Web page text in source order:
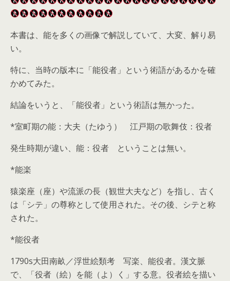
本書は、能を多くの画像で解説していて、大変、解り易
い。
特に、当時の版本に「能役者」という術語があるかを確
かめてみた。
結論をいうと、「能役者」という術語は無かった。
*室町期の能：大夫（たゆう） 江戸期の歌舞伎：役者
発生時期が違い、能：役者 ということは無い。
*能楽
猿楽座（座）や流派の長（観世大夫など）を指し、古く
は「シテ」の尊称として使用された。その後、シテと称
された。
*能役者
1790s大田南畝／浮世絵類考 写楽、能役者。漢文脈
で、「役者（絵）を能（よ）く」する意。役者絵を描い